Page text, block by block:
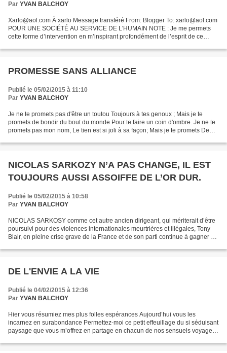
Par YVAN BALCHOY
Xarlo@aol.com À xarlo Message transféré From: Blogger To: xarlo@aol.com
POUR UNE SOCIÉTÉ AU SERVICE DE L'HUMAIN NOTE : Je me permets
cette forme d’intervention en m’inspirant profondément de l’esprit de ce
PROMESSE SANS ALLIANCE
Publié le 05/02/2015 à 11:10
Par YVAN BALCHOY
Je ne te promets pas d'être un toutou Toujours à tes genoux ; Mais je te
promets de bondir du bout du monde Pour te faire un coin d'ombre. Je ne te
promets pas mon nom, Le tien est si joli à sa façon; Mais je te promets De
NICOLAS SARKOZY N’A PAS CHANGE, IL EST
TOUJOURS AUSSI ASSOIFFE DE L’OR DUR.
Publié le 05/02/2015 à 10:58
Par YVAN BALCHOY
NICOLAS SARKOSY comme cet autre ancien dirigeant, qui mériterait d’être
poursuivi pour des violences internationales meurtrières et illégales, Tony
Blair, en pleine crise grave de la France et de son parti continue à gagner sa
DE L'ENVIE A LA VIE
Publié le 04/02/2015 à 12:36
Par YVAN BALCHOY
Hier vous résumiez mes plus folles espérances Aujourd’hui vous les
incarnez en surabondance Permettez-moi ce petit effeuillage du si séduisant
paysage que vous m’offrez en partage en chacun de nos sensuels voyages